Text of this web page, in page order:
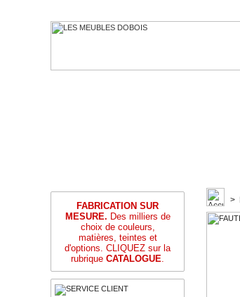
FABRICATION SUR
MESURE. Des milliers de
choix de couleurs,
matières, teintes et
d'options. CLIQUEZ sur la
rubrique CATALOGUE.
>